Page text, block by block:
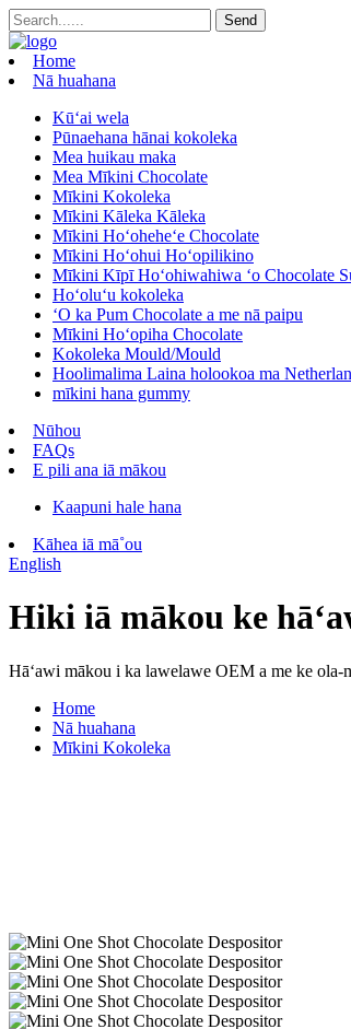
Home
Nā huahana
Kūʻai wela
Pūnaehana hānai kokoleka
Mea huikau maka
Mea Mīkini Chocolate
Mīkini Kokoleka
Mīkini Kāleka Kāleka
Mīkini Hoʻoheheʻe Chocolate
Mīkini Hoʻohui Hoʻopilikino
Mīkini Kīpī Hoʻohiwahiwa ʻo Chocolate
Hoʻoluʻu kokoleka
ʻO ka Pum Chocolate a me nā paipu
Mīkini Hoʻopiha Chocolate
Kokoleka Mould/Mould
Hoolimalima Laina holookoa ma
mīkini hana gummy
Nūhou
FAQs
E pili ana iā mākou
Kaapuni hale hana
Kāhea iā mā˚ou
English
Hiki iā mākou ke
Hāʻawi mākou i ka lawelawe OEM a me ke ola-
Home
Nā huahana
Mīkini Kokoleka